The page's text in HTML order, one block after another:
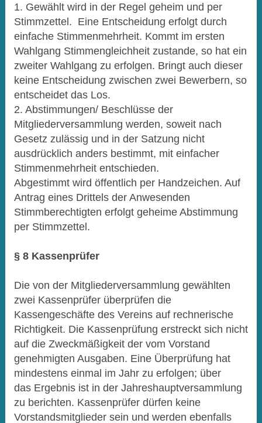
1. Gewählt wird in der Regel geheim und per
Stimmzettel. Eine Entscheidung erfolgt durch
einfache Stimmenmehrheit. Kommt im ersten
Wahlgang Stimmengleichheit zustande, so hat ein
zweiter Wahlgang zu erfolgen. Bringt auch dieser
keine Entscheidung zwischen zwei Bewerbern, so
entscheidet das Los.
2. Abstimmungen/ Beschlüsse der
Mitgliederversammlung werden, soweit nach
Gesetz zulässig und in der Satzung nicht
ausdrücklich anders bestimmt, mit einfacher
Stimmenmehrheit entschieden.
Abgestimmt wird öffentlich per Handzeichen. Auf
Antrag eines Drittels der Anwesenden
Stimmberechtigten erfolgt geheime Abstimmung
per Stimmzettel.
§ 8 Kassenprüfer
Die von der Mitgliederversammlung gewählten
zwei Kassenprüfer überprüfen die
Kassengeschäfte des Vereins auf rechnerische
Richtigkeit. Die Kassenprüfung erstreckt sich nicht
auf die Zweckmäßigkeit der vom Vorstand
genehmigten Ausgaben. Eine Überprüfung hat
mindestens einmal im Jahr zu erfolgen; über
das Ergebnis ist in der Jahreshauptversammlung
zu berichten. Kassenprüfer dürfen keine
Vorstandsmitglieder sein und werden ebenfalls